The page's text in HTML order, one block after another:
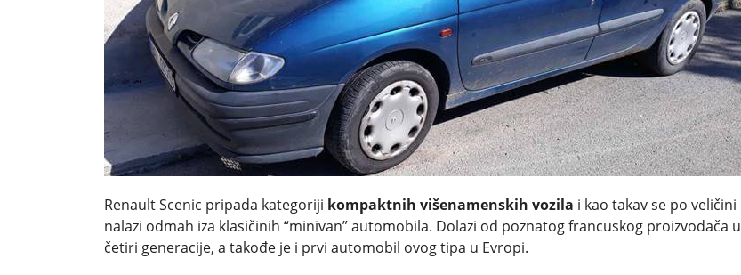
Renault Scenic pripada kategoriji kompaktnih višenamenskih vozila i kao takav se po veličini
nalazi odmah iza klasičinih “minivan” automobila. Dolazi od poznatog francuskog proizvođača u
četiri generacije, a takođe je i prvi automobil ovog tipa u Evropi.